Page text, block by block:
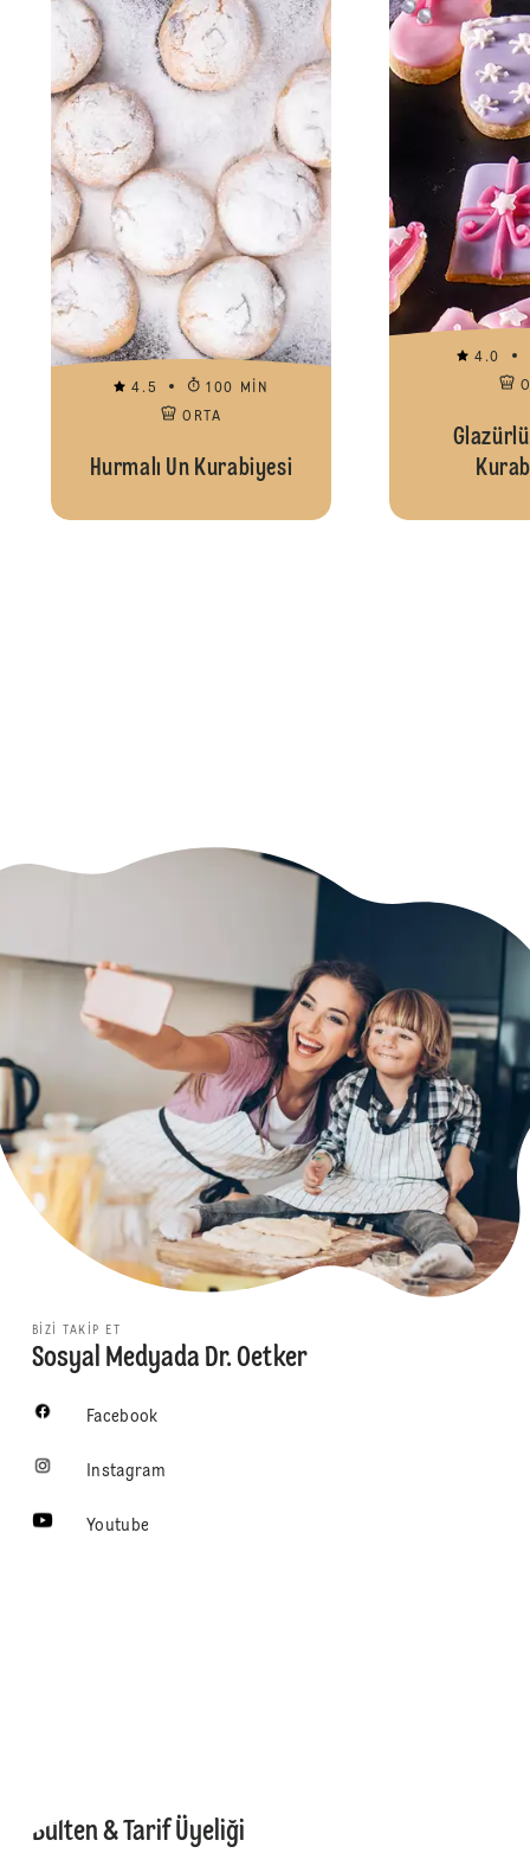
4.5
100 MIN
ORTA
Hurmalı Un Kurabiyesi
4.0
BIZI TAKIP ET
Sosyal Medyada Dr. Oetker
Facebook
Instagram
Youtube
Bülten & Tarif Üyeliği